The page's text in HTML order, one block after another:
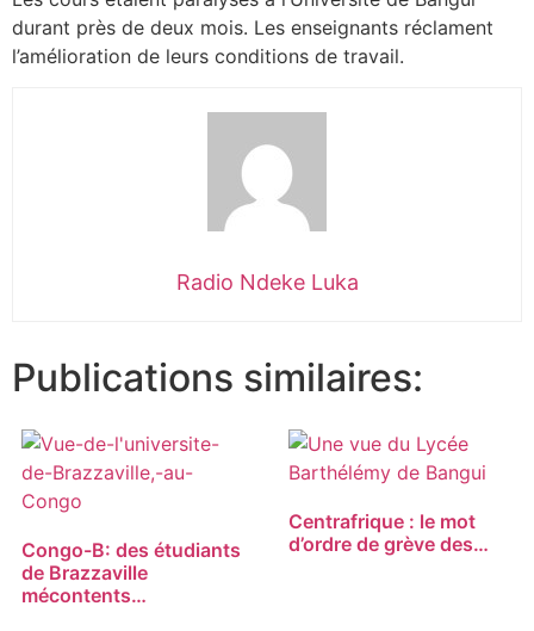
durant près de deux mois. Les enseignants réclament
l’amélioration de leurs conditions de travail.
Radio Ndeke Luka
Publications similaires:
Congo-B: des étudiants
de Brazzaville
mécontents…
Centrafrique : le mot
d’ordre de grève des…